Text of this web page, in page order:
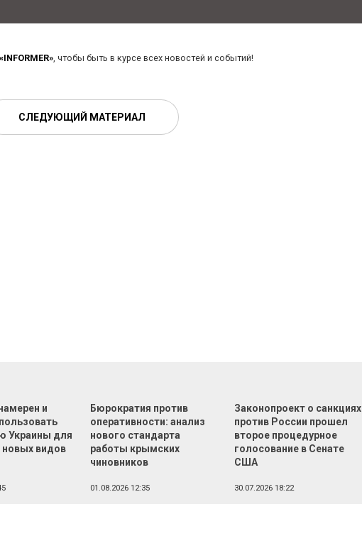
«INFORMER», чтобы быть в курсе всех новостей и событий!
СЛЕДУЮЩИЙ МАТЕРИАЛ
и
Украины для
новых видов
Бюрократия против
оперативности: анализ
нового стандарта
работы крымских
чиновников
01.08.2026 12:35
Законопроект о санкциях
против России прошел
второе процедурное
голосование в Сенате
США
30.07.2026 18:22